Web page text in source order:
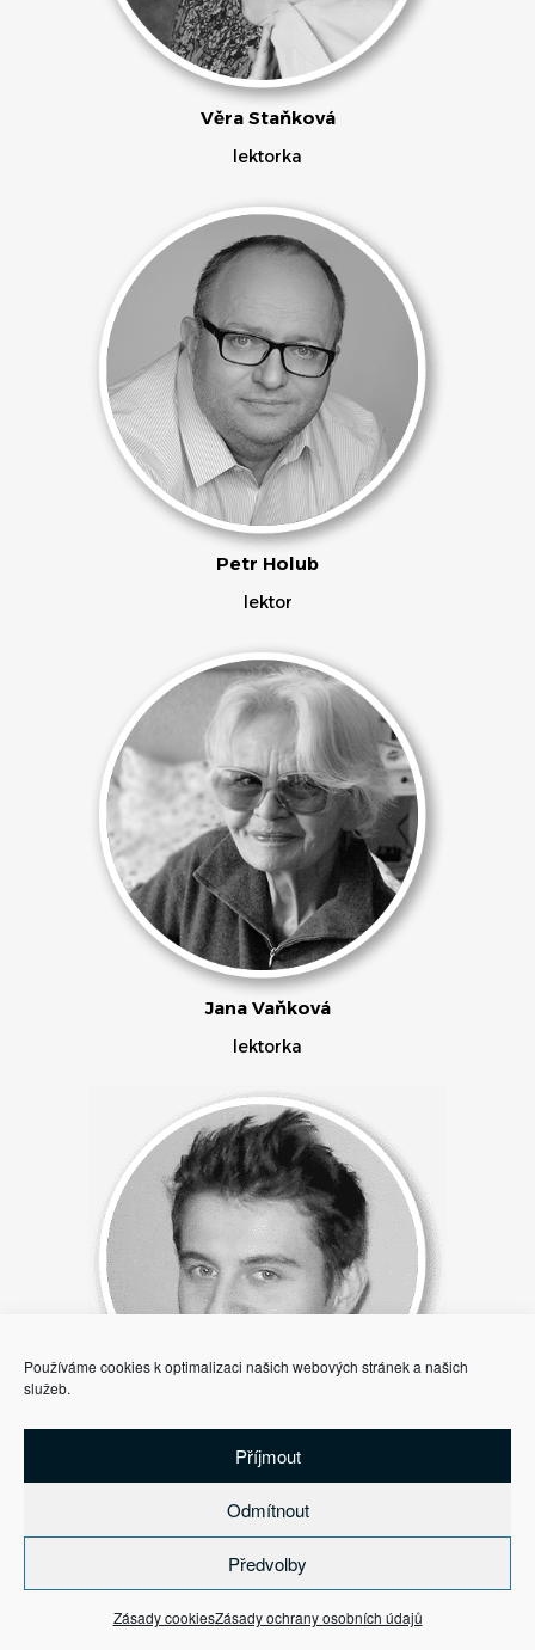
Používáme cookies k optimalizaci našich webových stránek a našich
služeb.
Příjmout
Odmítnout
Předvolby
Zásady cookiesZásady ochrany osobních údajů
Věra Staňková
lektorka
Petr Holub
lektor
Jana Vaňková
lektorka
Šimon Pravda